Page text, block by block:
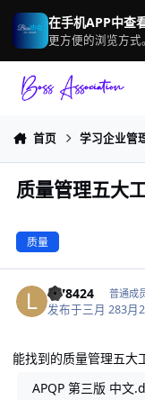
跳转到帖子
在手机APP中查
更方便的浏览方式。
首页 学习企业管
质量管理五大
质量
l178424 普通成
发布于三月 283月
能找到的质量管理五大
APQP 第三版 中文